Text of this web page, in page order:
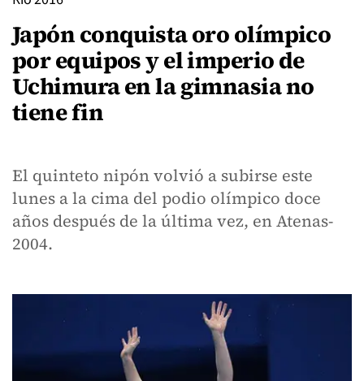
Japón conquista oro olímpico
por equipos y el imperio de
Uchimura en la gimnasia no
tiene fin
El quinteto nipón volvió a subirse este
lunes a la cima del podio olímpico doce
años después de la última vez, en Atenas-
2004.